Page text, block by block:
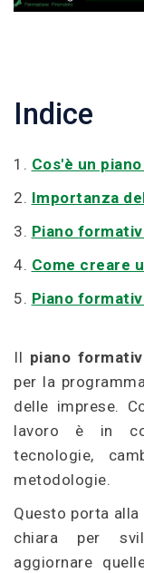
Indice
1. Cos'è un
2. Importanza
3. Piano
4. Come creare
5. Piano
Il piano
per la
delle imprese.
lavoro è in
tecnologie,
metodologie.
Questo porta
chiara per
aggiornare